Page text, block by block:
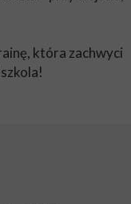
która zachwyci